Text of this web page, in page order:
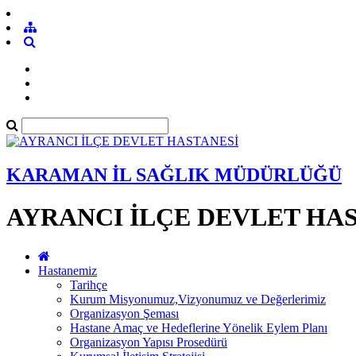
KARAMAN İL SAĞLIK MÜDÜRLÜĞÜ
AYRANCI İLÇE DEVLET
Hastanemiz
Tarihçe
Kurum Misyonumuz,Vizyonumuz ve Değerlerimiz
Organizasyon Şeması
Hastane Amaç ve Hedeflerine Yönelik Eylem Planı
Organizasyon Yapısı Prosedürü